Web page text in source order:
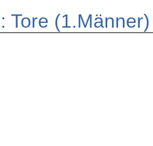
Tore (1.Männer)